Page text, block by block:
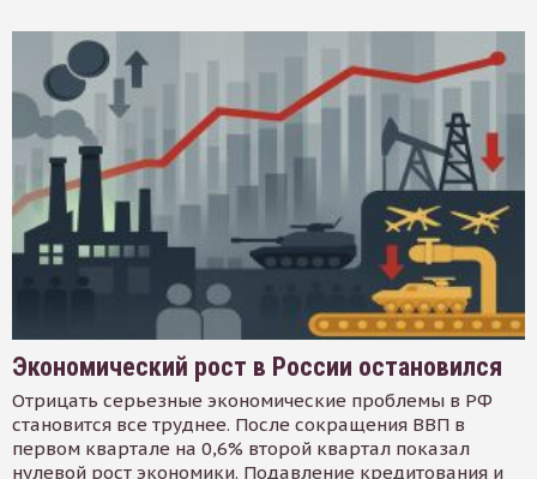
Экономический рост в России остановился
Отрицать серьезные экономические проблемы в РФ
становится все труднее. После сокращения ВВП в
первом квартале на 0,6% второй квартал показал
нулевой рост экономики. Подавление кредитования и